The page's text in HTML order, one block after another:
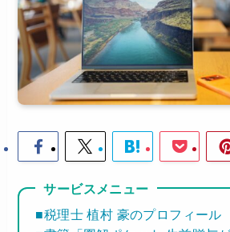
サービスメニュー
■税理士 植村 豪のプロフィール